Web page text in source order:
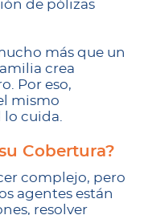
de pólizas
más que un
crea
Por eso,
mismo
cuida.
Cobertura?
complejo, pero
agentes están
resolver